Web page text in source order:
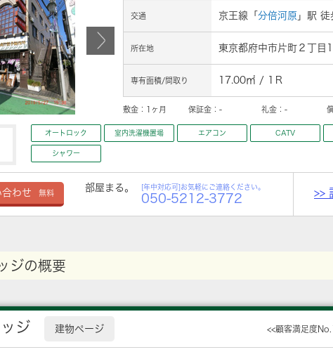
交通 京王線「 分倍河原 」駅
所在地 東京都府中市片町２丁目
専有面積/間取り 17.00㎡ / 1Ｒ
敷金： 1ヶ月 保証金： - 礼金： -
オートロック 室内洗濯機置場 エアコン CATV
シャワー
わせ 無料
部屋まる。 [年中対応可]お気軽にご連絡ください。
050-5212-3772 >>
ジの概要
ジ 建物ページ <<顧客満足度